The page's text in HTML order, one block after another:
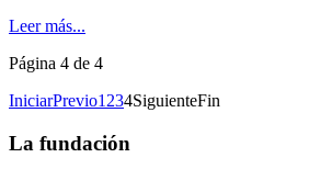
Leer más...
Página 4 de 4
IniciarPrevio1 234SiguienteFin
La fundación